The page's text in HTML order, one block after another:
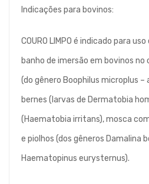
Indicações para bovinos:
COURO LIMPO é indicado para
banho de imersão em bovinos
(do gênero Boophilus microplus
bernes (larvas de Dermatobia
(Haematobia irritans), mosca
e piolhos (dos gêneros Damalina
Haematopinus eurysternus).